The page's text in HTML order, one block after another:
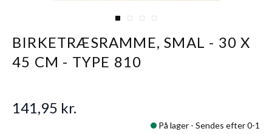
View larger image
View larger image
View larger image
View larger image
BIRKETRÆSRAMME, SMAL - 30 X
45 CM - TYPE 810
141,95 kr.
På lager - Sendes efter 0-1